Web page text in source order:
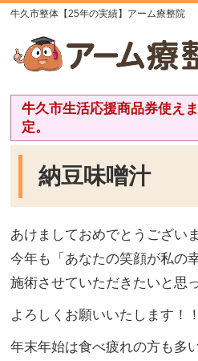
牛久市整体【25年の実績】アーム療整院
牛久市生活応援商品券使え
定。
納豆味噌汁
あけましておめでとうございま
今年も「あなたの笑顔が私の
施術させていただきたいと思
よろしくお願いいたします！！
年末年始は食べ疲れの方も多